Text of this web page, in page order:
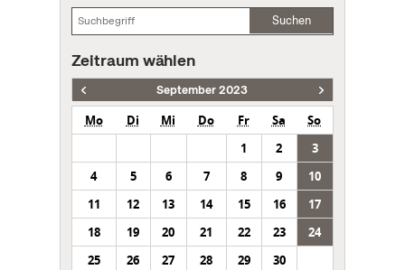
Suchen
Zeitraum wählen
September 2023
Mo Di Mi Do Fr Sa
So
1
2
3
4
5 6 7 8 9
10
11
12 13 14 15 16
17
18
19 20 21 22 23
24
25
26 27 28 29 30